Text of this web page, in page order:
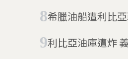
希臘油船遭利比
利比亞油庫遭炸